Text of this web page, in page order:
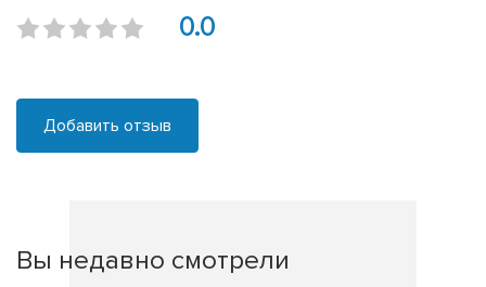
0.0
Добавить отзыв
Вы недавно смотрели